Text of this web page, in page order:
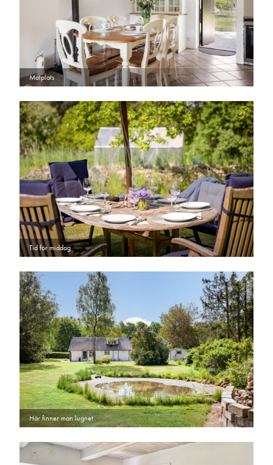
Matplats
Tid för middag
Här finner man lugnet